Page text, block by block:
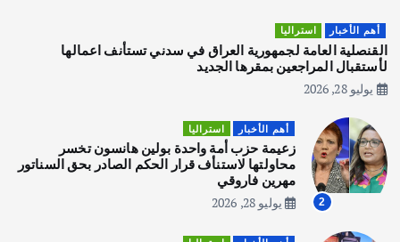
3
يوليو 30, 2026
4
المقبل
يوليو 28, 2026
أهم الأخبار ثقافة وفنون
أهم الأخبار استراليا
القنصلية العامة لجمهورية العراق في سدني تستأنف اعمالها
لأستقبال المراجعين بمقرها الجديد
يوليو 28, 2026
2
أهم الأخبار استراليا
زعيمة حزب أمة واحدة بولين هانسون تخسر
محاولتها لاستنأف قرار الحكم الصادر بحق السناتور
مهرين فاروقي
يوليو 28, 2026